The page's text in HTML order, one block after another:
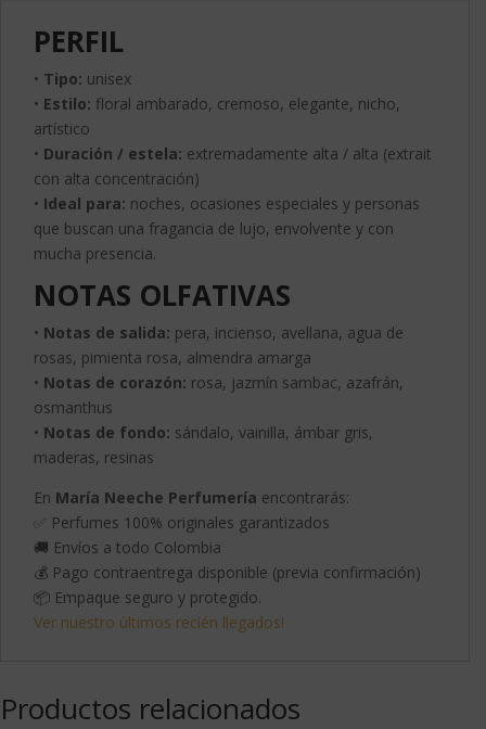
PERFIL
• Tipo: unisex
• Estilo: floral ambarado, cremoso, elegante, nicho,
artístico
• Duración / estela: extremadamente alta / alta (extrait
con alta concentración)
• Ideal para: noches, ocasiones especiales y personas
que buscan una fragancia de lujo, envolvente y con
mucha presencia.
NOTAS OLFATIVAS
• Notas de salida: pera, incienso, avellana, agua de
rosas, pimienta rosa, almendra amarga
• Notas de corazón: rosa, jazmín sambac, azafrán,
osmanthus
• Notas de fondo: sándalo, vainilla, ámbar gris,
maderas, resinas
En María Neeche Perfumería encontrarás:
✅ Perfumes 100% originales garantizados
🚚 Envíos a todo Colombia
💰 Pago contraentrega disponible (previa confirmación)
📦 Empaque seguro y protegido.
Ver nuestro últimos recién llegados!
Productos relacionados